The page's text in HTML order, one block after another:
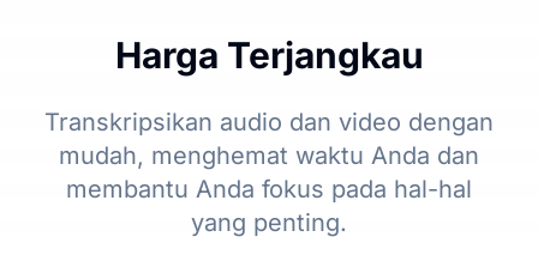
Harga Terjangkau
Transkripsikan audio dan video dengan
mudah, menghemat waktu Anda dan
membantu Anda fokus pada hal-hal
yang penting.